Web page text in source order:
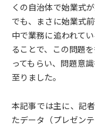
くの自治体で始業式
でも、まさに始業式
中で業務に追われて
ることで、この問題
ってもらい、問題意
至りました。
本記事では主に、記
たデータ（プレゼン